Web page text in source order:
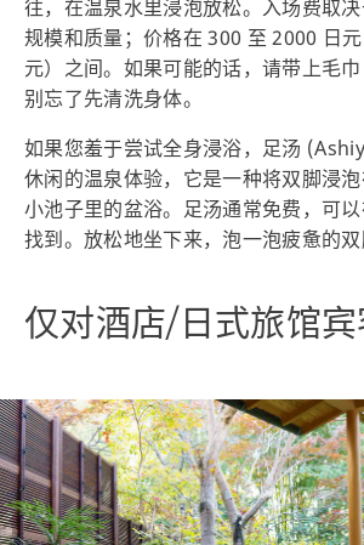
往，在温泉水里浸泡放松。入场费取
规模和质量；价格在 300 至 2000 日
元）之间。如果可能的话，请带上毛
别忘了先清洗身体。
如果您羞于尝试全身浸浴，足汤
休闲的温泉体验，它是一种将双脚浸
小池子里的盆浴。足汤通常免费，可
找到。放松地坐下来，泡一泡疲惫的双
仅对酒店/日式旅馆